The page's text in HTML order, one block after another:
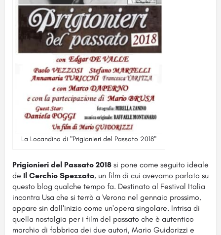
La Locandina di "Prigionieri del Passato 2018"
Prigionieri del Passato 2018 si pone come seguito ideale
de Il Cerchio Spezzato, un film di cui avevamo parlato su
questo blog qualche tempo fa. Destinato al Festival Italia
incontra Usa che si terrà a Verona nel gennaio prossimo,
appare sin dall'inizio come un'opera singolare. Intrisa di
quella nostalgia per i film del passato che è autentico
marchio di fabbrica dei due autori, Mario Guidorizzi e